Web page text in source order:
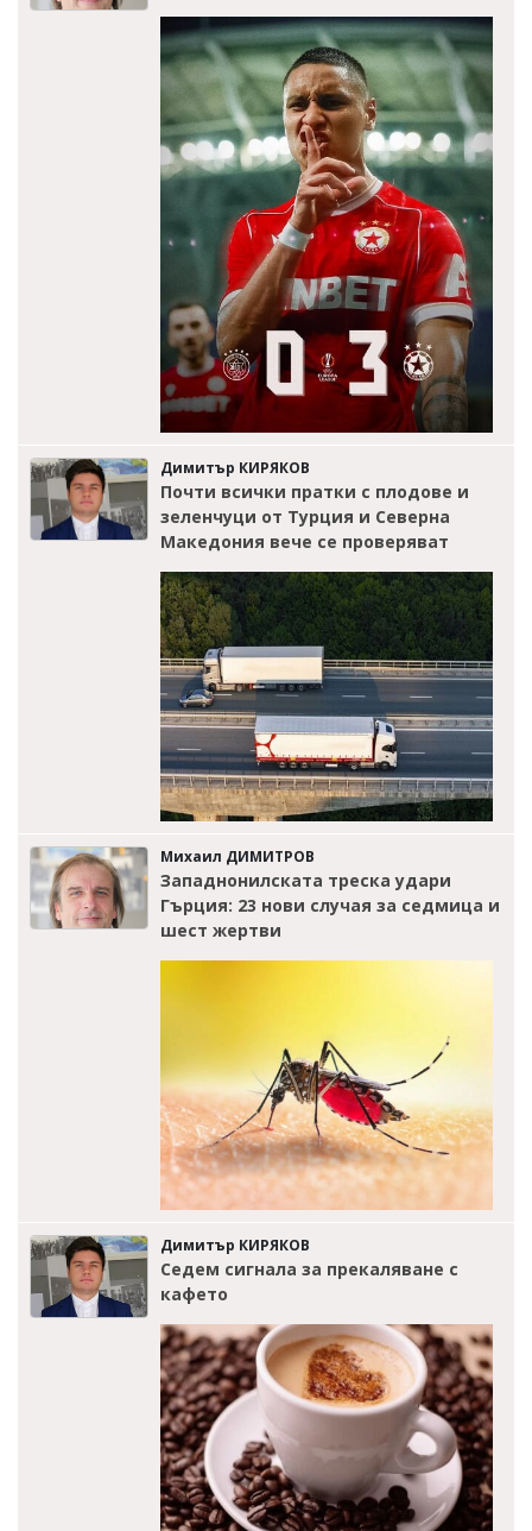
Димитър КИРЯКОВ
Почти всички пратки с плодове и
зеленчуци от Турция и Северна
Македония вече се проверяват
Михаил ДИМИТРОВ
Западнонилската треска удари
Гърция: 23 нови случая за седмица и
шест жертви
Димитър КИРЯКОВ
Седем сигнала за прекаляване с
кафето